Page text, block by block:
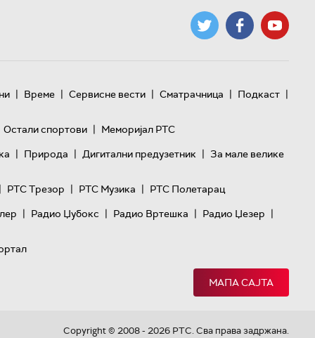
| Време | Сервисне вести | Сматрачница | Подкаст |
Остали спортови | Меморијал РТС
| Природа | Дигитални предузетник | За мале велике
| РТС Трезор | РТС Музика | РТС Полетарац
| Радио Џубокс | Радио Вртешка | Радио Џезер |
МАПА САЈТА
Copyright © 2008 - 2026 РТС. Сва права задржана.